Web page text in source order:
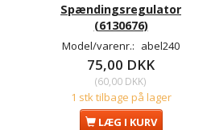
Spændingsregulator
(6130676)
Model/varenr.: abel240
75,00 DKK
(60,00 DKK)
1 stk tilbage på lager
LÆG I KURV